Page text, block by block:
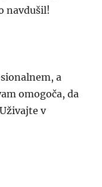
navdušil!
a
omogoča, da
v